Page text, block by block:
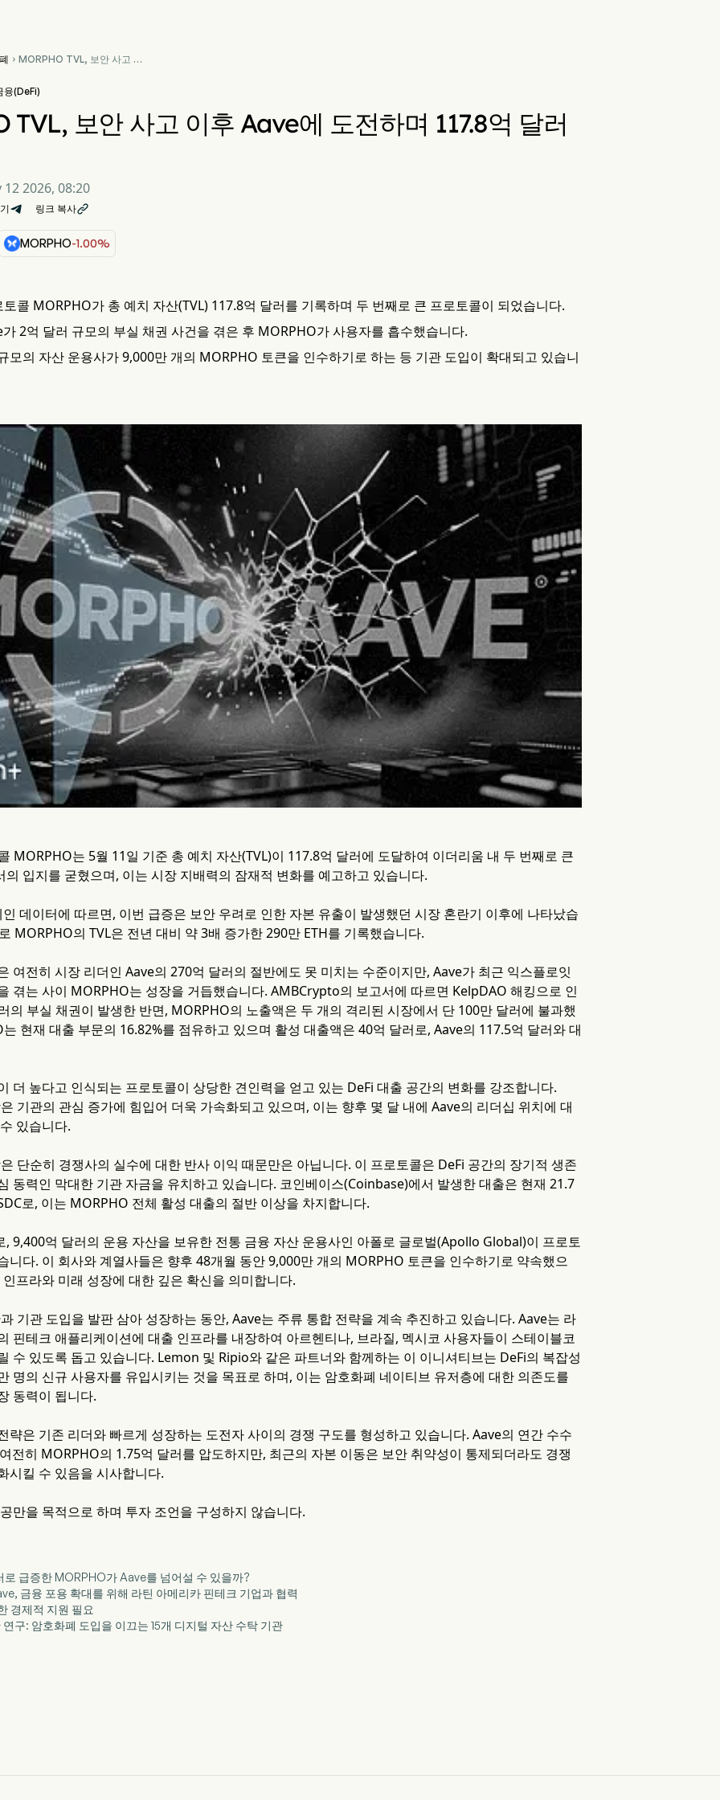
 MORPHO TVL, 보안 사고 이
달러 달성
융(DeFi)
TVL, 보안 사고 이후 Aave에 도전하며 117.8억 달러
12 2026, 08:20
링크 복사
MORPHO-1.00%
콜 MORPHO가 총 예치 자산(TVL) 117.8억 달러를 기록하며 두 번째로 큰 프로토콜이 되었습니다.
2억 달러 규모의 부실 채권 사건을 겪은 후 MORPHO가 사용자를 흡수했습니다.
모의 자산 운용사가 9,000만 개의 MORPHO 토큰을 인수하기로 하는 등 기관 도입이 확대되고 있습니
MORPHO는 5월 11일 기준 총 예치 자산(TVL)이 117.8억 달러에 도달하여 이더리움 내 두 번째로 큰
의 입지를 굳혔으며, 이는 시장 지배력의 잠재적 변화를 예고하고 있습니다.
데이터에 따르면, 이번 급증은 보안 우려로 인한 자본 유출이 발생했던 시장 혼란기 이후에 나타났습
MORPHO의 TVL은 전년 대비 약 3배 증가한 290만 ETH를 기록했습니다.
여전히 시장 리더인 Aave의 270억 달러의 절반에도 못 미치는 수준이지만, Aave가 최근 익스플로잇
겪는 사이 MORPHO는 성장을 거듭했습니다. AMBCrypto의 보고서에 따르면 KelpDAO 해킹으로 인
의 부실 채권이 발생한 반면, MORPHO의 노출액은 두 개의 격리된 시장에서 단 100만 달러에 불과했
현재 대출 부문의 16.82%를 점유하고 있으며 활성 대출액은 40억 달러로, Aave의 117.5억 달러와 대
더 높다고 인식되는 프로토콜이 상당한 견인력을 얻고 있는 DeFi 대출 공간의 변화를 강조합니다.
기관의 관심 증가에 힘입어 더욱 가속화되고 있으며, 이는 향후 몇 달 내에 Aave의 리더십 위치에 대
있습니다.
단순히 경쟁사의 실수에 대한 반사 이익 때문만은 아닙니다. 이 프로토콜은 DeFi 공간의 장기적 생존
동력인 막대한 기관 자금을 유치하고 있습니다. 코인베이스(Coinbase)에서 발생한 대출은 현재 21.7
로, 이는 MORPHO 전체 활성 대출의 절반 이상을 차지합니다.
, 9,400억 달러의 운용 자산을 보유한 전통 금융 자산 운용사인 아폴로 글로벌(Apollo Global)이 프로토
니다. 이 회사와 계열사들은 향후 48개월 동안 9,000만 개의 MORPHO 토큰을 인수하기로 약속했으
프라와 미래 성장에 대한 깊은 확신을 의미합니다.
기관 도입을 발판 삼아 성장하는 동안, Aave는 주류 통합 전략을 계속 추진하고 있습니다. Aave는 라
핀테크 애플리케이션에 대출 인프라를 내장하여 아르헨티나, 브라질, 멕시코 사용자들이 스테이블코
수 있도록 돕고 있습니다. Lemon 및 Ripio와 같은 파트너와 함께하는 이 이니셔티브는 DeFi의 복잡성
명의 신규 사용자를 유입시키는 것을 목표로 하며, 이는 암호화폐 네이티브 유저층에 대한 의존도를
동력이 됩니다.
략은 기존 리더와 빠르게 성장하는 도전자 사이의 경쟁 구도를 형성하고 있습니다. Aave의 연간 수수
전히 MORPHO의 1.75억 달러를 압도하지만, 최근의 자본 이동은 보안 취약성이 통제되더라도 경쟁
시킬 수 있음을 시사합니다.
만을 목적으로 하며 투자 조언을 구성하지 않습니다.
로 급증한 MORPHO가 Aave를 넘어설 수 있을까?
금융 포용 확대를 위해 라틴 아메리카 핀테크 기업과 협력
경제적 지원 필요
구: 암호화폐 도입을 이끄는 15개 디지털 자산 수탁 기관